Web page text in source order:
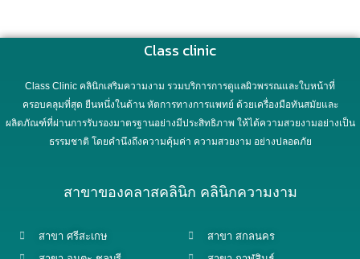
Class clinic
Class Clinic คลินิกเสริมความงาม รวมบริการการดูแลผิวพรรณและใบหน้าที่
ครอบคลุมที่สุด ยืนหนึ่งในด้าน หัตการทางการแพทย์ ด้วยเครื่องมือทันสมัยและ
ผลิตภัณฑ์ที่ผ่านการรับรองมาตรฐานอย่างมีประสิทธิภาพ ให้ได้ความสวยงามอย่างเป็น
ธรรมชาติ โดยคำนึงถึงความคุ้มค่า ความสวยงาม อย่างปลอดภัย
สาขาของคลาสคลินิก คลินิกความงาม
สาขา ศรีสะเกษ
สาขา สกลนคร